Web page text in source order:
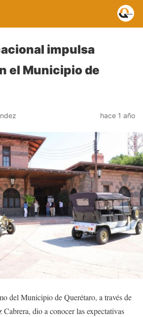
impulsa
el Municipio de
hace 1 año
del Municipio de Querétaro, a través de
dio a conocer las expectativas